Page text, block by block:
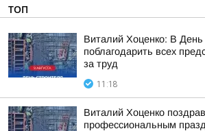
ТОП
Виталий Хоценко: В День
поблагодарить всех
за труд
11:18
Виталий Хоценко
профессиональным